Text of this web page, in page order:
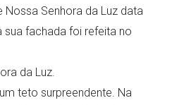
Nossa Senhora da Luz data
sua fachada foi refeita no
da Luz.
teto surpreendente. Na